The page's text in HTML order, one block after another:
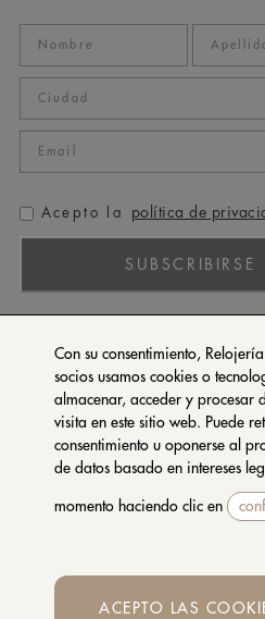
Con su consentimiento,
socios usamos cookies o
almacenar, acceder y procesar
visita en este sitio web. Puede
consentimiento u oponerse al
de datos basado en intereses
momento haciendo clic en
ACEPTO LAS
Acepto la política de
SUBSCRIBIRSE
PATEK PHILIPPE
TUDOR
CARTIER
SETENTA Y NUEVE